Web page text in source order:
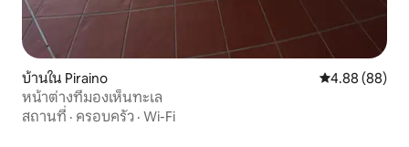
บ้านใน Piraino คะแนนเฉลี่ย
4.88 (88)
หน้าต่างที่มองเห็นทะเล
สถานที่ · ครอบครัว · Wi-Fi